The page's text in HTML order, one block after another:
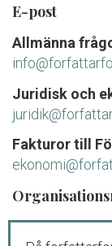
E-post
Allmänna
Juridisk och
Fakturor till
802004-7687